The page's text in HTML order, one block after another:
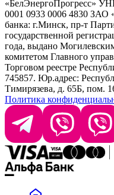
White Line
+ 375 29 1649505
info@krasabel.by
Офис: г. Минск, ул.
Склад: г. Минск, ул.
Время работы:
«БелЭнергоПрогресс»
0001 0933 0006 4830
банка: г.Минск, пр-т
государственной
года, выдано
комитетом Главного
Торговом реестре
745857. Юр.адрес:
Тимирязева, д. 65Б, пом.
Политика